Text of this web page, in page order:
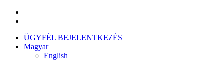
Ugrás
tartalomraÜGYFÉL BEJELENTKEZÉS
Magyar
English